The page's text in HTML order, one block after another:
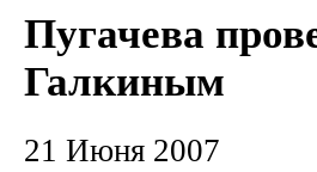
Пугачева
Галкиным
21 Июня 2007